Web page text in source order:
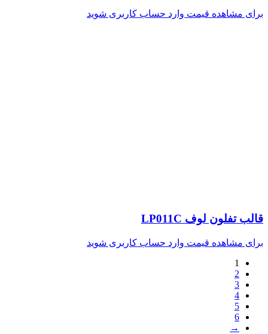
برای مشاهده قیمت وارد حساب کاربری شوید
قالب تفلون لوف LP011C
برای مشاهده قیمت وارد حساب کاربری شوید
1
2
3
4
5
6
→